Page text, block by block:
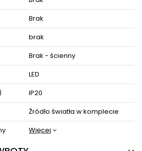
Brak
brak
Brak - ścienny
LED
IP20
Źródło światła w komplecie
Więcej